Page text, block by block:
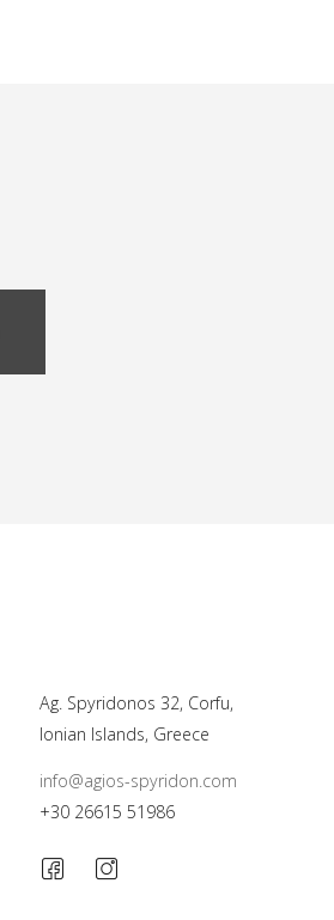
Ag. Spyridonos 32, Corfu,
Ionian Islands, Greece
info@agios-spyridon.com
+30 26615 51986